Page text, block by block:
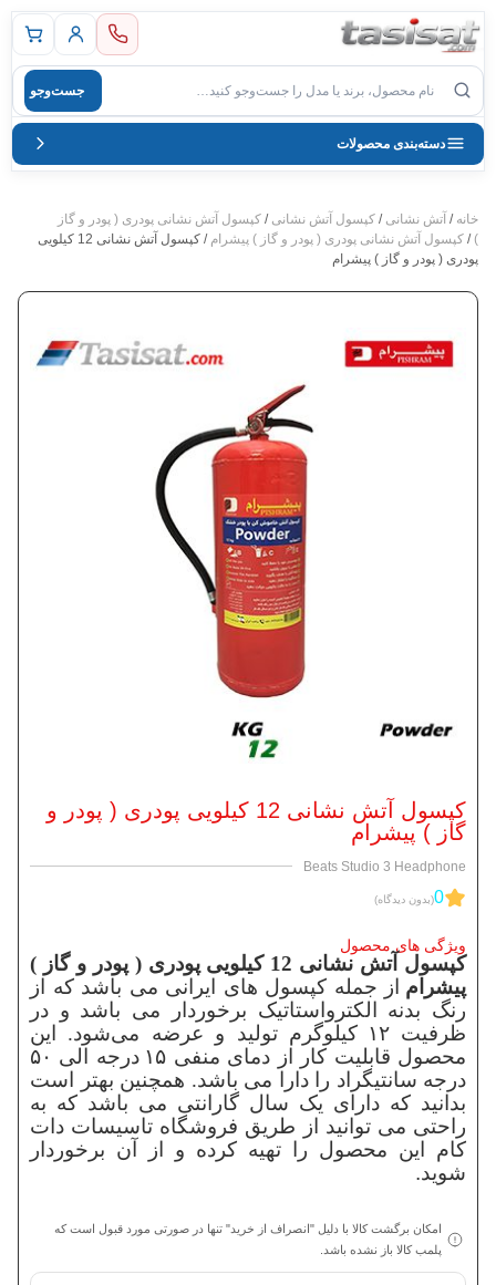
اصلی
جست‌وجو
دسته‌بندی محصولات
خانه / آتش نشانی / کپسول آتش نشانی / کپسول آتش نشانی پودری ( پودر و گاز
)
/ کپسول آتش نشانی پودری ( پودر و گاز ) پیشرام
/ کپسول آتش نشانی 12 کیلویی
پودری ( پودر و گاز ) پیشرام
کپسول آتش نشانی 12 کیلویی پودری ( پودر و
گاز ) پیشرام
Beats Studio 3 Headphone
0(بدون دیدگاه)
ویژگی های محصول
کپسول آتش نشانی 12 کیلویی پودری ( پودر و گاز )
پیشرام از جمله کپسول های ایرانی می باشد که از
رنگ بدنه الکترواستاتیک برخوردار می باشد و در
ظرفیت۱۲ کیلوگرم تولید و عرضه می‌شود. این
محصول قابلیت کار از دمای منفی ۱۵ درجه الی ۵۰
درجه سانتیگراد را دارا می باشد. همچنین بهتر است
بدانید که دارای یک سال گارانتی می باشد که به
راحتی می توانید از طریق فروشگاه تاسیسات دات
کام این محصول را تهیه کرده و از آن برخوردار
شوید.
امکان برگشت کالا با دلیل "انصراف از خرید" تنها در صورتی مورد قبول است که
پلمب کالا باز نشده باشد.